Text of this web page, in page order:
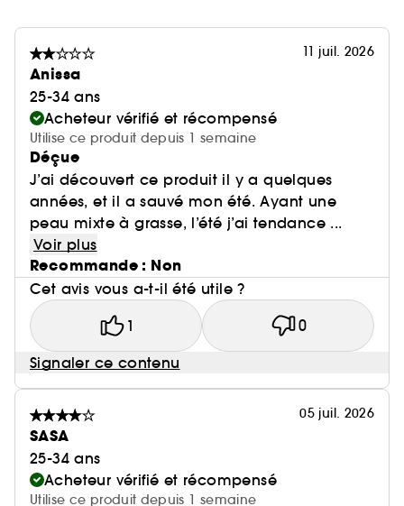
11 juil. 2026
Anissa
25-34 ans
Acheteur vérifié et récompensé
Utilise ce produit depuis 1 semaine
Déçue
J’ai découvert ce produit il y a quelques
années, et il a sauvé mon été. Ayant une
peau mixte à grasse, l’été j’ai tendance ...
Voir plus
Recommande : Non
Cet avis vous a-t-il été utile ?
1 0
Signaler ce contenu
05 juil. 2026
SASA
25-34 ans
Acheteur vérifié et récompensé
Utilise ce produit depuis 1 semaine